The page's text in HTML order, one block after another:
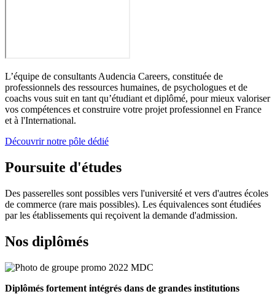
L’équipe de consultants Audencia Careers, constituée de
professionnels des ressources humaines, de psychologues et de
coachs vous suit en tant qu’étudiant et diplômé, pour mieux valoriser
vos compétences et construire votre projet professionnel en France
et à l'International.
Découvrir notre pôle dédié
Poursuite d'études
Des passerelles sont possibles vers l'université et vers d'autres écoles
de commerce (rare mais possibles). Les équivalences sont étudiées
par les établissements qui reçoivent la demande d'admission.
Nos diplômés
Diplômés fortement intégrés dans de grandes institutions